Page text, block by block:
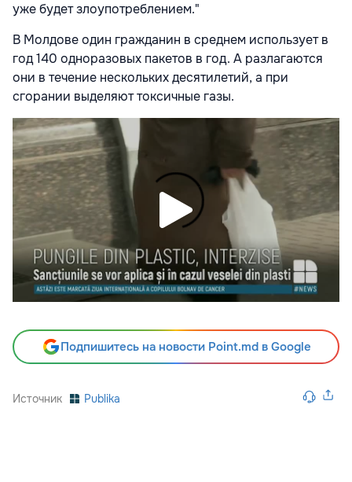
уже будет злоупотреблением."
В Молдове один гражданин в среднем использует в
год 140 одноразовых пакетов в год. А разлагаются
они в течение нескольких десятилетий, а при
сгорании выделяют токсичные газы.
Подпишитесь на новости Point.md в Google
Источник Publika